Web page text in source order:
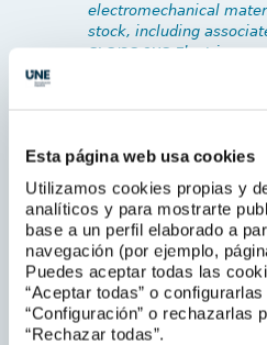
Esta página web usa cookies
Utilizamos cookies propias y
analíticos y para mostrarte
base a un perfil elaborado a
navegación (por ejemplo,
Puedes aceptar todas las
“Aceptar todas” o
“Configuración” o rechazarlas
“Rechazar todas”.
electromechanical
stock, including
CLC/SC 9XCElectric
systems for public
railways
Presidente
Ignacio Meana
Subdirector de
Secretaría